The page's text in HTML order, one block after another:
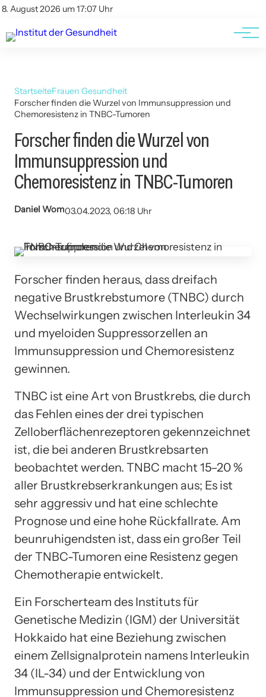
8. August 2026 um 17:07 Uhr
Kontakt
Kontakt
AGBs
StartseiteFrauen Gesundheit
Forscher finden die Wurzel von Immunsuppression und
Chemoresistenz in TNBC-Tumoren
Forscher finden die Wurzel von
Immunsuppression und
Chemoresistenz in TNBC-Tumoren
Daniel Wom03.04.2023, 06:18 Uhr
Forscher finden heraus, dass dreifach
negative Brustkrebstumore (TNBC) durch
Wechselwirkungen zwischen Interleukin 34
und myeloiden Suppressorzellen an
Immunsuppression und Chemoresistenz
gewinnen.
TNBC ist eine Art von Brustkrebs, die durch
das Fehlen eines der drei typischen
Zelloberflächenrezeptoren gekennzeichnet
ist, die bei anderen Brustkrebsarten
beobachtet werden. TNBC macht 15–20 %
aller Brustkrebserkrankungen aus; Es ist
sehr aggressiv und hat eine schlechte
Prognose und eine hohe Rückfallrate. Am
beunruhigendsten ist, dass ein großer Teil
der TNBC-Tumoren eine Resistenz gegen
Chemotherapie entwickelt.
Ein Forscherteam des Instituts für
Genetische Medizin (IGM) der Universität
Hokkaido hat eine Beziehung zwischen
einem Zellsignalprotein namens Interleukin
34 (IL-34) und der Entwicklung von
Immunsuppression und Chemoresistenz